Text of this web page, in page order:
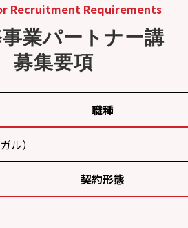
Recruitment Requirements
業パートナー講
募集要項
職種
ル）
契約形態